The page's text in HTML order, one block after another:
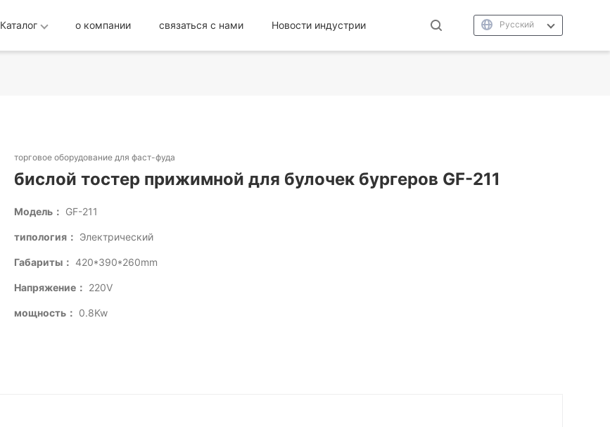
Каталог о компании связаться с нами Новости индустрии Русский
торговое оборудование для фаст-фуда
бислой тостер прижимной для булочек бургеров GF-211
Модель： GF-211
типология： Электрический
Габариты： 420*390*260mm
Напряжение： 220V
мощность： 0.8Kw